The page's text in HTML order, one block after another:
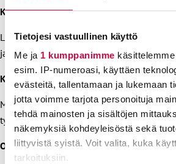
Tietojesi vastuullinen käyttö
Me ja 1 kumppanimme
esim. IP-numeroasi, käyttäen
evästeitä, tallentamaan ja lukemaan
jotta voimme tarjota personoituja
tehdä mainosten ja sisältöjen
näkemyksiä kohdeyleisöstä sekä
liittyvistä syistä. Voit valita, kuka
tarkoituksiin.
Kohderyhmä
Luontoammattilaiset JHL ry:n jäsenet ja
ja Luonnonvarakeskuksessa
Keskeinen sisältö
Metsähallituksen ja LUKE:n ajankohtaiset
työmarkkinatilanne ja järjestötoiminta.
Osaamistavoitteet